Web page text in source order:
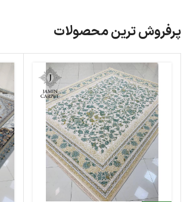
پرفروش ترین محصولات